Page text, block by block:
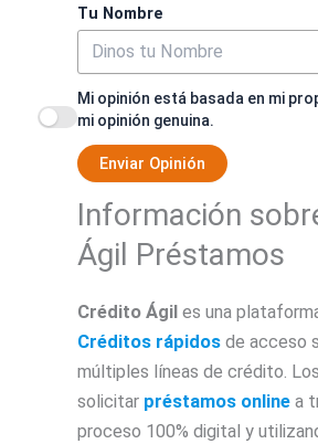
Tu Nombre
Mi opinión está basada en mi
mi opinión genuina.
Enviar Opinión
Información
Ágil Préstamos
Crédito Ágil es una
Créditos rápidosde acceso
múltiples líneas de crédito.
solicitar préstamos onlinea
proceso 100% digital y